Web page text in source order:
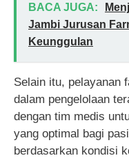
BACA JUGA:
Jambi Jurusan
Keunggulan
Selain itu, pelayanan
dalam pengelolaan
dengan tim medis
yang optimal bagi
berdasarkan kondisi